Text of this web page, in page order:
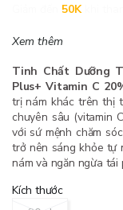
50K
Xem thêm
Tinh Chất Dưỡng
Plus+ Vitamin C
trị nám khác trên thị
chuyên sâu (vitamin
với sứ mệnh chăm
trở nên sáng khỏe tự
nám và ngăn ngừa tái
Kích thước